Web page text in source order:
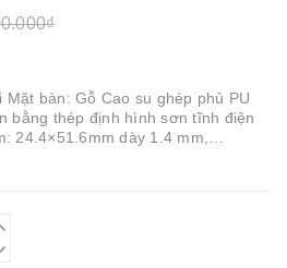
bằng thép định hình sơn tĩnh điện
24.4×51.6mm dày 1.4 mm,